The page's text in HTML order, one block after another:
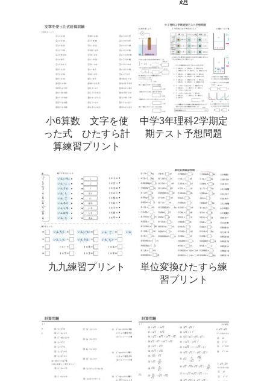
小6算数 文字を使
った式 ひたすら計
算練習プリント
中学3年理科2学期定
期テスト予想問題
九九練習プリント
単位変換ひたすら練
習プリント